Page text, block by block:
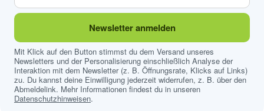
Newsletter anmelden
Mit Klick auf den Button stimmst du dem Versand unseres
Newsletters und der Personalisierung einschließlich Analyse der
Interaktion mit dem Newsletter (z. B. Öffnungsrate, Klicks auf Links)
zu. Du kannst deine Einwilligung jederzeit widerrufen, z. B. über den
Abmeldelink. Mehr Informationen findest du in unseren
Datenschutzhinweisen.